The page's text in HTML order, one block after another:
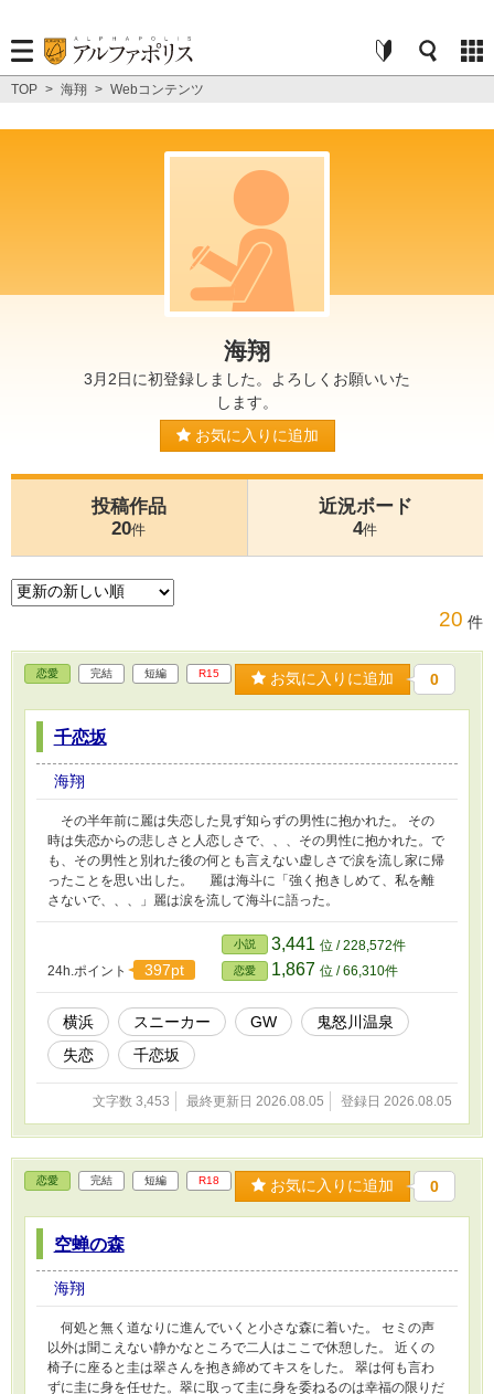
TOP > 海翔 > Webコンテンツ
海翔
3月2日に初登録しました。よろしくお願いいた
します。
お気に入りに追加
投稿作品
20件
近況ボード
4件
20 件
恋愛 完結 短編 R15 お気に入りに追加 0
千恋坂
海翔
その半年前に麗は失恋した見ず知らずの男性に抱かれた。 その
時は失恋からの悲しさと人恋しさで、、、その男性に抱かれた。で
も、その男性と別れた後の何とも言えない虚しさで涙を流し家に帰
ったことを思い出した。 麗は海斗に「強く抱きしめて、私を離
さないで、、、」麗は涙を流して海斗に語った。
24h.ポイント 397pt
小説 3,441 位 / 228,572件
恋愛 1,867 位 / 66,310件
横浜 スニーカー GW
鬼怒川温泉
失恋
千恋坂
文字数 3,453 最終更新日 2026.08.05 登録日 2026.08.05
恋愛 完結 短編 R18 お気に入りに追加 0
空蝉の森
海翔
何処と無く道なりに進んでいくと小さな森に着いた。 セミの声
以外は聞こえない静かなところで二人はここで休憩した。 近くの
椅子に座ると圭は翠さんを抱き締めてキスをした。 翠は何も言わ
ずに圭に身を任せた。翠に取って圭に身を委ねるのは幸福の限りだ